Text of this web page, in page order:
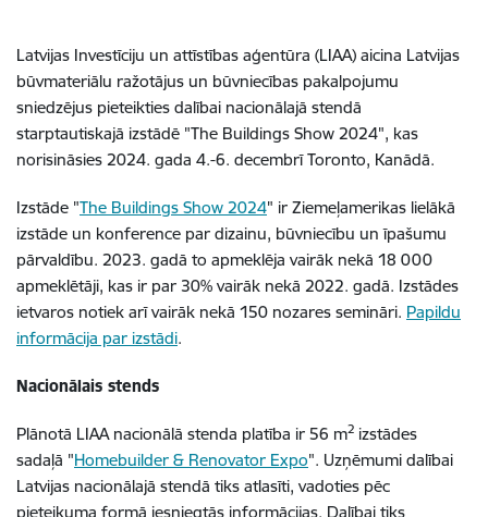
Latvijas Investīciju un attīstības aģentūra (LIAA) aicina Latvijas
būvmateriālu ražotājus un būvniecības pakalpojumu
sniedzējus pieteikties dalībai nacionālajā stendā
starptautiskajā izstādē "The Buildings Show 2024", kas
norisināsies 2024. gada 4.-6. decembrī Toronto, Kanādā.
Izstāde "The Buildings Show 2024" ir Ziemeļamerikas lielākā
izstāde un konference par dizainu, būvniecību un īpašumu
pārvaldību. 2023. gadā to apmeklēja vairāk nekā 18 000
apmeklētāji, kas ir par 30% vairāk nekā 2022. gadā. Izstādes
ietvaros notiek arī vairāk nekā 150 nozares semināri. Papildu
informācija par izstādi.
Nacionālais stends
Plānotā LIAA nacionālā stenda platība ir 56 m2 izstādes
sadaļā "Homebuilder & Renovator Expo". Uzņēmumi dalībai
Latvijas nacionālajā stendā tiks atlasīti, vadoties pēc
pieteikuma formā iesniegtās informācijas. Dalībai tiks